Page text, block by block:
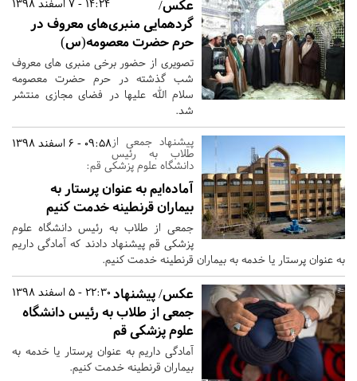
14:24 - 7 اسفند 1398
عکس/
گردهمایی منبری‌های معروف در
حرم حضرت معصومه(س)
تصویری از حضور برخی منبری های معروف
شب گذشته در حرم حضرت معصومه
سلام الله علیها در فضای مجازی منتشر
شد.
09:58 - 6 اسفند 1398پیشنهاد جمعی از
طلاب به رئیس
دانشگاه علوم پزشکی قم:
آماده‌ایم به عنوان پرستار به
بیماران قرنطینه خدمت کنیم
جمعی از طلاب به رئیس دانشگاه علوم
پزشکی قم پیشنهاد دادند که آمادگی داریم
به عنوان پرستار یا خدمه به بیماران قرنطینه خدمت کنیم.
22:30 - 5 اسفند 1398 عکس/ پیشنهاد
جمعی از طلاب به رئیس دانشگاه
علوم پزشکی قم
آمادگی داریم به عنوان پرستار یا خدمه به
بیماران قرنطینه خدمت کنیم.